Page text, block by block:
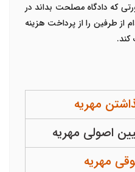
سال 1391 در صورتی که دادگاه مصلحت بداند در
از طرفین را از پرداخت هزینه
کند.
مهریه
اصولی مهریه
مهریه